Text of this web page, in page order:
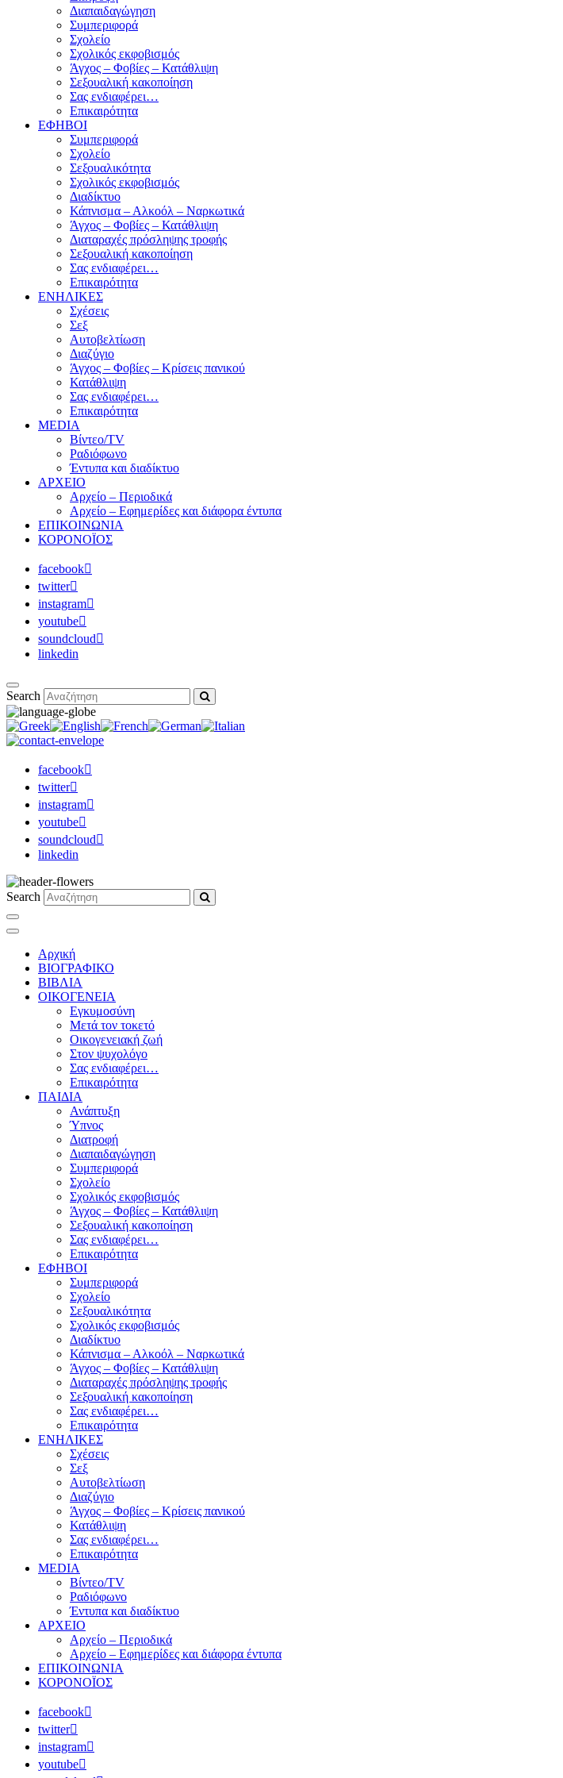
Διαπαιδαγώγηση
Συμπεριφορά
Σχολείο
Σχολικός εκφοβισμός
Άγχος – Φοβίες – Κατάθλιψη
Σεξουαλική κακοποίηση
Σας ενδιαφέρει…
Επικαιρότητα
ΕΦΗΒΟΙ
Συμπεριφορά
Σχολείο
Σεξουαλικότητα
Σχολικός εκφοβισμός
Διαδίκτυο
Κάπνισμα – Αλκοόλ – Ναρκωτικά
Άγχος – Φοβίες – Κατάθλιψη
Διαταραχές πρόσληψης τροφής
Σεξουαλική κακοποίηση
Σας ενδιαφέρει…
Επικαιρότητα
ΕΝΗΛΙΚΕΣ
Σχέσεις
Σεξ
Αυτοβελτίωση
Διαζύγιο
Άγχος – Φοβίες – Κρίσεις πανικού
Κατάθλιψη
Σας ενδιαφέρει…
Επικαιρότητα
MEDIA
Βίντεο/TV
Ραδιόφωνο
Έντυπα και διαδίκτυο
ΑΡΧΕΙΟ
Αρχείο – Περιοδικά
Αρχείο – Εφημερίδες και διάφορα έντυπα
ΕΠΙΚΟΙΝΩΝΙΑ
ΚΟΡΟΝΟΪΟΣ
facebook
twitter
instagram
youtube
soundcloud
linkedin
Search
facebook
twitter
instagram
youtube
soundcloud
linkedin
Search
Αρχική
ΒΙΟΓΡΑΦΙΚΟ
ΒΙΒΛΙΑ
ΟΙΚΟΓΕΝΕΙΑ
Εγκυμοσύνη
Μετά τον τοκετό
Οικογενειακή ζωή
Στον ψυχολόγο
Σας ενδιαφέρει…
Επικαιρότητα
ΠΑΙΔΙΑ
Ανάπτυξη
Ύπνος
Διατροφή
Διαπαιδαγώγηση
Συμπεριφορά
Σχολείο
Σχολικός εκφοβισμός
Άγχος – Φοβίες – Κατάθλιψη
Σεξουαλική κακοποίηση
Σας ενδιαφέρει…
Επικαιρότητα
ΕΦΗΒΟΙ
Συμπεριφορά
Σχολείο
Σεξουαλικότητα
Σχολικός εκφοβισμός
Διαδίκτυο
Κάπνισμα – Αλκοόλ – Ναρκωτικά
Άγχος – Φοβίες – Κατάθλιψη
Διαταραχές πρόσληψης τροφής
Σεξουαλική κακοποίηση
Σας ενδιαφέρει…
Επικαιρότητα
ΕΝΗΛΙΚΕΣ
Σχέσεις
Σεξ
Αυτοβελτίωση
Διαζύγιο
Άγχος – Φοβίες – Κρίσεις πανικού
Κατάθλιψη
Σας ενδιαφέρει…
Επικαιρότητα
MEDIA
Βίντεο/TV
Ραδιόφωνο
Έντυπα και διαδίκτυο
ΑΡΧΕΙΟ
Αρχείο – Περιοδικά
Αρχείο – Εφημερίδες και διάφορα έντυπα
ΕΠΙΚΟΙΝΩΝΙΑ
ΚΟΡΟΝΟΪΟΣ
facebook
twitter
instagram
youtube